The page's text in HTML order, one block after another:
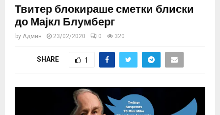
Твитер блокираше сметки блиски
до Мајкл Блумберг
by Админ 23/02/2020 0 320
SHARE 1